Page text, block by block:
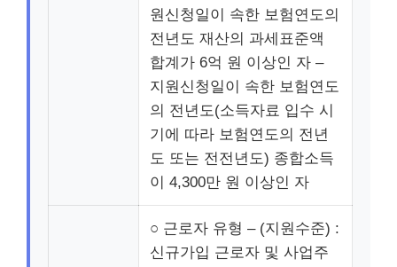
원신청일이 속한 보험연도의
전년도 재산의 과세표준액
합계가 6억 원 이상인 자 –
지원신청일이 속한 보험연도
의 전년도(소득자료 입수 시
기에 따라 보험연도의 전년
도 또는 전전년도) 종합소득
이 4,300만 원 이상인 자
○ 근로자 유형 – (지원수준) :
신규가입 근로자 및 사업주